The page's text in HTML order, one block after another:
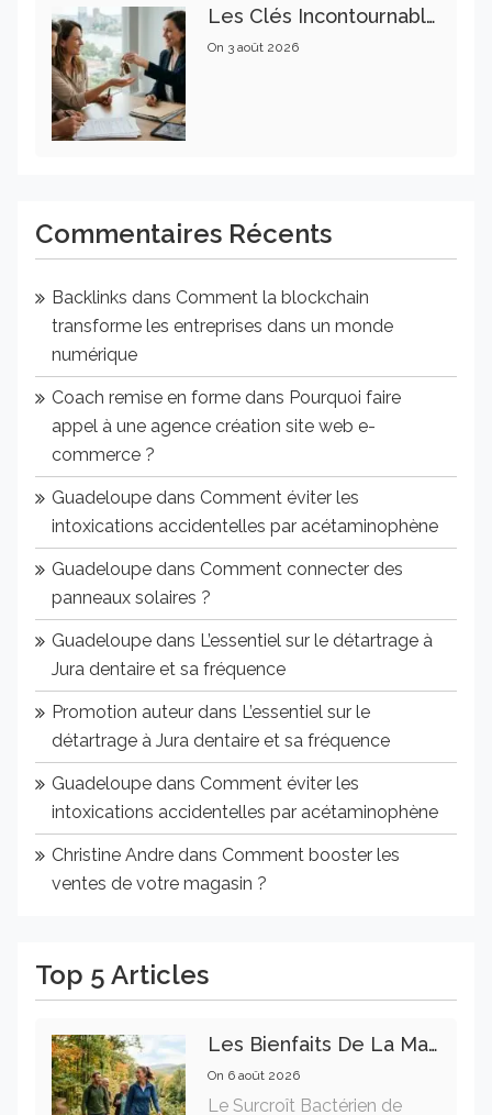
Les Clés Incontournables Pour Réussir Vos Transactions Immobilières
On 3 août 2026
Commentaires Récents
Backlinks dans Comment la blockchain
transforme les entreprises dans un monde
numérique
Coach remise en forme dans Pourquoi faire
appel à une agence création site web e-
commerce ?
Guadeloupe dans Comment éviter les
intoxications accidentelles par acétaminophène
Guadeloupe dans Comment connecter des
panneaux solaires ?
Guadeloupe dans L’essentiel sur le détartrage à
Jura dentaire et sa fréquence
Promotion auteur dans L’essentiel sur le
détartrage à Jura dentaire et sa fréquence
Guadeloupe dans Comment éviter les
intoxications accidentelles par acétaminophène
Christine Andre dans Comment booster les
ventes de votre magasin ?
Top 5 Articles
Les Bienfaits De La Marche Sur La Santé Physique Et Mentale
On 6 août 2026
Le Surcroît Bactérien de